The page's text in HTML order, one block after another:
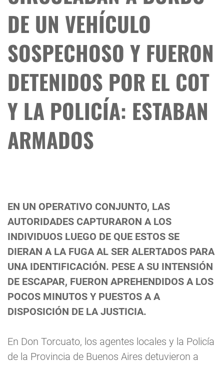
DE UN VEHÍCULO
SOSPECHOSO Y FUERON
DETENIDOS POR EL COT
Y LA POLICÍA: ESTABAN
ARMADOS
EN UN OPERATIVO CONJUNTO, LAS
AUTORIDADES CAPTURARON A LOS
INDIVIDUOS LUEGO DE QUE ESTOS SE
DIERAN A LA FUGA AL SER ALERTADOS PARA
UNA IDENTIFICACIÓN. PESE A SU INTENSIÓN
DE ESCAPAR, FUERON APREHENDIDOS A LOS
POCOS MINUTOS Y PUESTOS A A
DISPOSICIÓN DE LA JUSTICIA.
En Don Torcuato, los agentes locales y la Policía
de la Provincia de Buenos Aires detuvieron a